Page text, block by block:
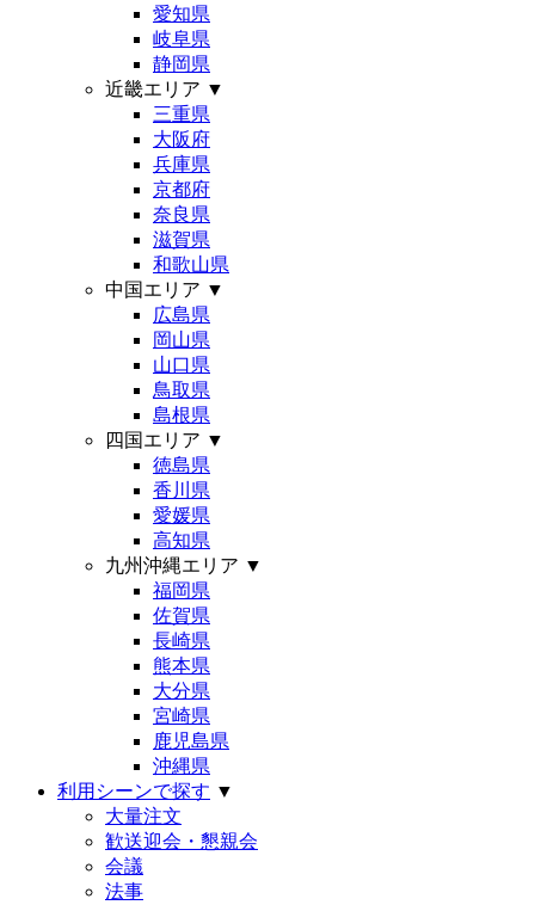
愛知県
岐阜県
静岡県
近畿エリア ▼
三重県
大阪府
兵庫県
京都府
奈良県
滋賀県
和歌山県
中国エリア ▼
広島県
岡山県
山口県
鳥取県
島根県
四国エリア ▼
徳島県
香川県
愛媛県
高知県
九州沖縄エリア ▼
福岡県
佐賀県
長崎県
熊本県
大分県
宮崎県
鹿児島県
沖縄県
利用シーンで探す ▼
大量注文
歓送迎会・懇親会
会議
法事